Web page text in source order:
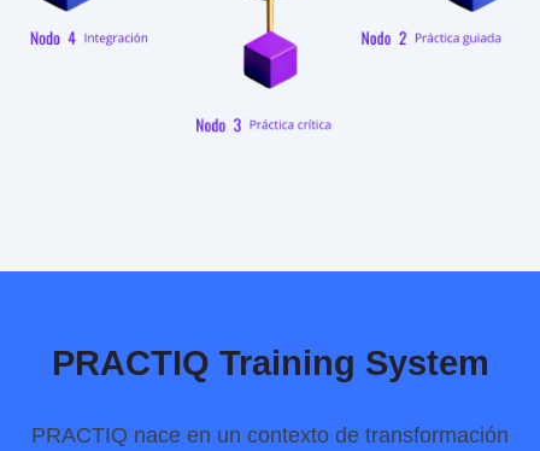
PRACTIQ Training System
PRACTIQ nace en un contexto de transformación